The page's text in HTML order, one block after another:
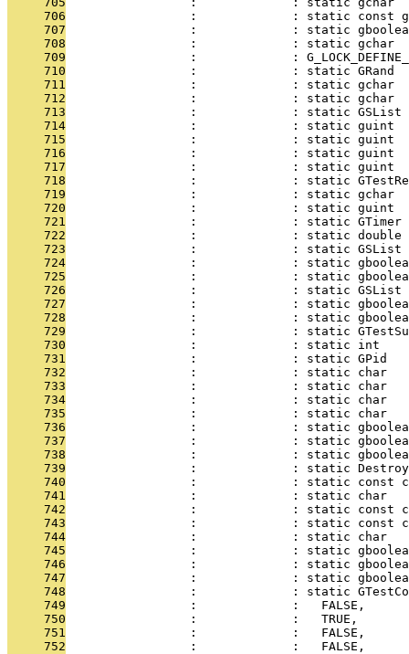
     706
:             : static const
     707
:             : static
     708
:             : static gchar
     709
:             :
     710
:             : static GRand
     711
:             : static gchar
     712
:             : static gchar
     713
:             : static GSList
     714
:             : static guint
     715
:             : static guint
     716
:             : static guint
     717
:             : static guint
     718
:             : static
     719
:             : static gchar
     720
:             : static guint
     721
:             : static GTimer
     722
:             : static double
     723
:             : static GSList
     724
:             : static
     725
:             : static
     726
:             : static
     727
:             : static
     728
:             : static
     729
:             : static
     730
:             : static int
     731
:             : static GPid
     732
:             : static char
     733
:             : static char
     734
:             : static char
     735
:             : static char
     736
:             : static
     737
:             : static
     738
:             : static
     739
:             : static
     740
:             : static const
     741
:             : static char
     742
:             : static const
     743
:             : static const
     744
:             : static char
     745
:             : static
     746
:             : static
     747
:             : static
     748
:             : static
     749
:             :   FALSE,
     750
:             :   TRUE,
     751
:             :   FALSE,
     752
:             :   FALSE,